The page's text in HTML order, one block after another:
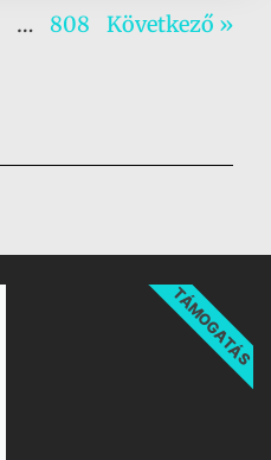
… 808 Következő »
TÁMOGATÁS